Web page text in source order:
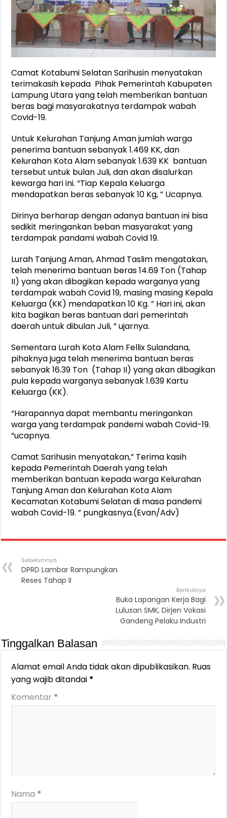
Camat Kotabumi Selatan Sarihusin menyatakan
terimakasih kepada Pihak Pemerintah Kabupaten
Lampung Utara yang telah memberikan bantuan
beras bagi masyarakatnya terdampak wabah
Covid-19.
Untuk Kelurahan Tanjung Aman jumlah warga
penerima bantuan sebanyak 1.469 KK, dan
Kelurahan Kota Alam sebanyak 1.639 KK bantuan
tersebut untuk bulan Juli, dan akan disalurkan
kewarga hari ini. “Tiap Kepala Keluarga
mendapatkan beras sebanyak 10 Kg, ” Ucapnya.
Dirinya berharap dengan adanya bantuan ini bisa
sedikit meringankan beban masyarakat yang
terdampak pandami wabah Covid 19.
Lurah Tanjung Aman, Ahmad Taslim mengatakan,
telah menerima bantuan beras 14.69 Ton (Tahap
II) yang akan dibagikan kepada warganya yang
terdampak wabah Covid 19, masing masing Kepala
Keluarga (KK) mendapatkan 10 Kg. ” Hari ini, akan
kita bagikan beras bantuan dari pemerintah
daerah untuk dibulan Juli, ” ujarnya.
Sementara Lurah Kota Alam Fellix Sulandana,
pihaknya juga telah menerima bantuan beras
sebanyak 16.39 Ton (Tahap II) yang akan dibagikan
pula kepada warganya sebanyak 1.639 Kartu
Keluarga (KK).
“Harapannya dapat membantu meringankan
warga yang terdampak pandemi wabah Covid-19.
“ucapnya.
Camat Sarihusin menyatakan,” Terima kasih
kepada Pemerintah Daerah yang telah
memberikan bantuan kepada warga Kelurahan
Tanjung Aman dan Kelurahan Kota Alam
Kecamatan Kotabumi Selatan di masa pandemi
wabah Covid-19. ” pungkasnya.(Evan/Adv)
Sebelumnya
DPRD Lambar Rampungkan
Reses Tahap II
Berikutnya
Buka Lapangan Kerja Bagi
Lulusan SMK, Dirjen Vokasi
Gandeng Pelaku Industri
Tinggalkan Balasan
Alamat email Anda tidak akan dipublikasikan. Ruas
yang wajib ditandai *
Komentar *
Nama *